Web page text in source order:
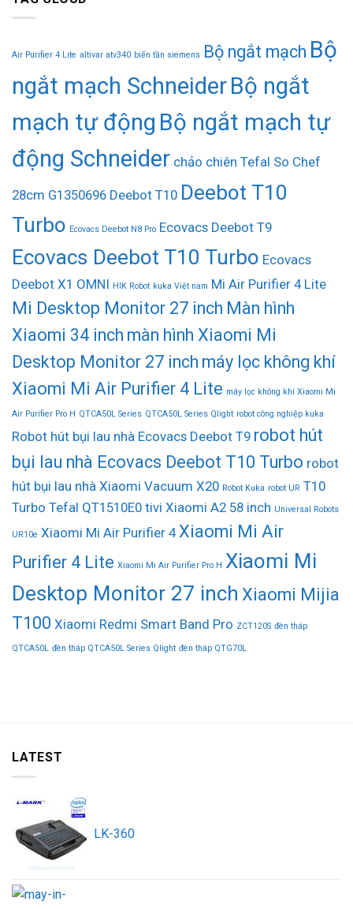
Air Purifier 4 Lite altivar atv340 biến tần siemens Bộ ngắt mạch Bộ
ngắt mạch SchneiderBộ ngắt
mạch tự động Bộ ngắt mạch tự
động Schneider chảo chiên Tefal So Chef
28cm G1350696 Deebot T10 Deebot T10
Turbo Ecovacs Deebot N8 Pro Ecovacs Deebot T9
Ecovacs Deebot T10 Turbo Ecovacs
Deebot X1 OMNI HIK Robot kuka Việt nam Mi Air Purifier 4 Lite
Mi Desktop Monitor 27 inch Màn hình
Xiaomi 34 inch màn hình Xiaomi Mi
Desktop Monitor 27 inch máy lọc không khí
Xiaomi Mi Air Purifier 4 Lite máy lọc không khí Xiaomi Mi
Air Purifier Pro H QTCA50L Series QTCA50L Series Qlight robot công nghiệp kuka
Robot hút bụi lau nhà Ecovacs Deebot T9 robot hút
bụi lau nhà Ecovacs Deebot T10 Turbo robot
hút bụi lau nhà Xiaomi Vacuum X20 Robot Kuka robot UR T10
Turbo Tefal QT1510E0 tivi Xiaomi A2 58 inch Universal Robots
UR10e Xiaomi Mi Air Purifier 4 Xiaomi Mi Air
Purifier 4 Lite Xiaomi Mi Air Purifier Pro H Xiaomi Mi
Desktop Monitor 27 inch Xiaomi Mijia
T100 Xiaomi Redmi Smart Band Pro ZCT120S đèn tháp
QTCA50L đèn tháp QTCA50L Series Qlight đèn tháp QTG70L
LATEST
LK-360